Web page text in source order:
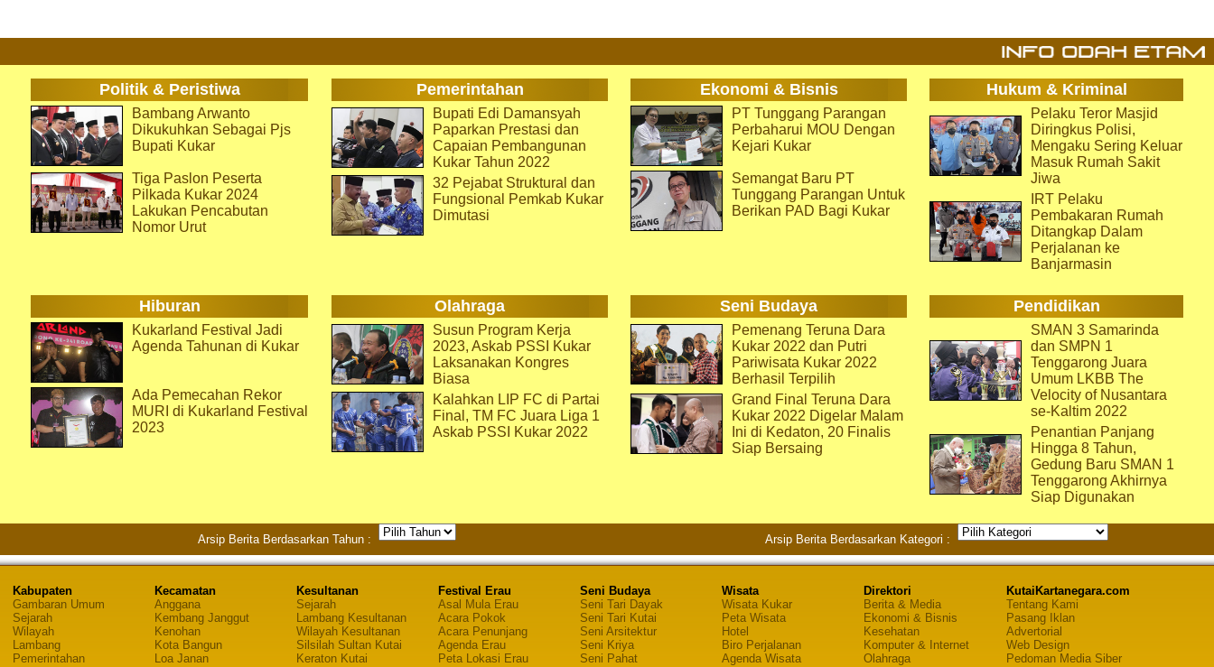
Politik & Peristiwa Pemerintahan Ekonomi & Bisnis Hukum & Kriminal
Bambang Arwanto
Dikukuhkan Sebagai Pjs
Bupati Kukar
Tiga Paslon Peserta
Pilkada Kukar 2024
Lakukan Pencabutan
Nomor Urut
Bupati Edi Damansyah
Paparkan Prestasi dan
Capaian Pembangunan
Kukar Tahun 2022
32 Pejabat Struktural dan
Fungsional Pemkab Kukar
Dimutasi
PT Tunggang Parangan
Perbaharui MOU Dengan
Kejari Kukar
Semangat Baru PT
Tunggang Parangan Untuk
Berikan PAD Bagi Kukar
Pelaku Teror Masjid
Diringkus Polisi,
Mengaku Sering Keluar
Masuk Rumah Sakit
Jiwa
IRT Pelaku
Pembakaran Rumah
Ditangkap Dalam
Perjalanan ke
Banjarmasin
Hiburan Olahraga Seni Budaya Pendidikan
Kukarland Festival Jadi
Agenda Tahunan di Kukar
Ada Pemecahan Rekor
MURI di Kukarland Festival
2023
Susun Program Kerja
2023, Askab PSSI Kukar
Laksanakan Kongres
Biasa
Kalahkan LIP FC di Partai
Final, TM FC Juara Liga 1
Askab PSSI Kukar 2022
Pemenang Teruna Dara
Kukar 2022 dan Putri
Pariwisata Kukar 2022
Berhasil Terpilih
Grand Final Teruna Dara
Kukar 2022 Digelar Malam
Ini di Kedaton, 20 Finalis
Siap Bersaing
SMAN 3 Samarinda
dan SMPN 1
Tenggarong Juara
Umum LKBB The
Velocity of Nusantara
se-Kaltim 2022
Penantian Panjang
Hingga 8 Tahun,
Gedung Baru SMAN 1
Tenggarong Akhirnya
Siap Digunakan
Arsip Berita Berdasarkan Tahun : Arsip Berita Berdasarkan Kategori :
Kabupaten
Gambaran Umum
Sejarah
Wilayah
Lambang
Pemerintahan
Kecamatan
Anggana
Kembang Janggut
Kenohan
Kota Bangun
Loa Janan
Kesultanan
Sejarah
Lambang Kesultanan
Wilayah Kesultanan
Silsilah Sultan Kutai
Keraton Kutai
Festival Erau
Asal Mula Erau
Acara Pokok
Acara Penunjang
Agenda Erau
Peta Lokasi Erau
Seni Budaya
Seni Tari Dayak
Seni Tari Kutai
Seni Arsitektur
Seni Kriya
Seni Pahat
Wisata
Wisata Kukar
Peta Wisata
Hotel
Biro Perjalanan
Agenda Wisata
Direktori
Berita & Media
Ekonomi & Bisnis
Kesehatan
Komputer & Internet
Olahraga
KutaiKartanegara.com
Tentang Kami
Pasang Iklan
Advertorial
Web Design
Pedoman Media Siber